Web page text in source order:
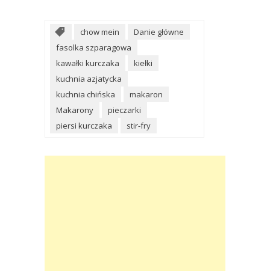
chow mein
Danie główne
fasolka szparagowa
kawałki kurczaka
kiełki
kuchnia azjatycka
kuchnia chińska
makaron
Makarony
pieczarki
piersi kurczaka
stir-fry